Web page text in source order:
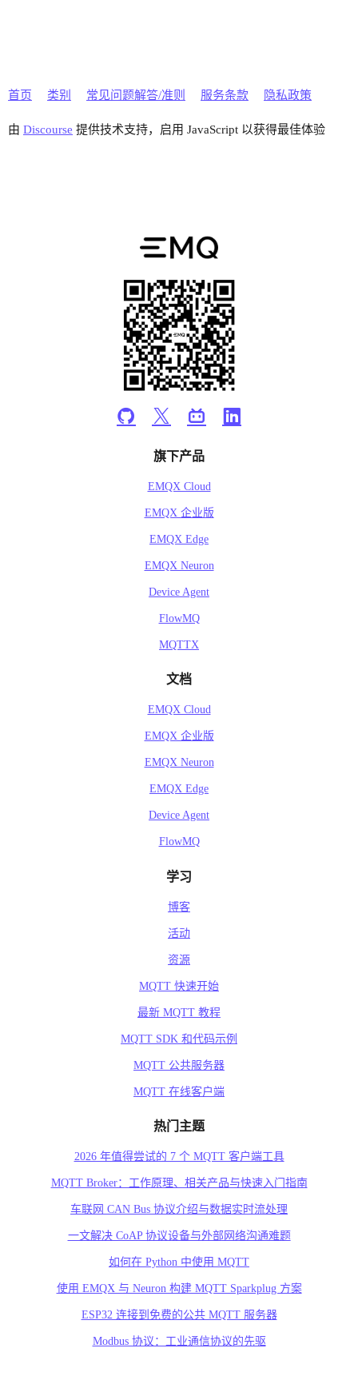
首页 类别 常见问题解答/准则 服务条款 隐私政策
由 Discourse 提供技术支持，启用 JavaScript 以获得最佳体验
旗下产品
EMQX Cloud
EMQX 企业版
EMQX Edge
EMQX Neuron
Device Agent
FlowMQ
MQTTX
文档
EMQX Cloud
EMQX 企业版
EMQX Neuron
EMQX Edge
Device Agent
FlowMQ
学习
博客
活动
资源
MQTT 快速开始
最新 MQTT 教程
MQTT SDK 和代码示例
MQTT 公共服务器
MQTT 在线客户端
热门主题
2026 年值得尝试的 7 个 MQTT 客户端工具
MQTT Broker：工作原理、相关产品与快速入门指南
车联网 CAN Bus 协议介绍与数据实时流处理
一文解决 CoAP 协议设备与外部网络沟通难题
如何在 Python 中使用 MQTT
使用 EMQX 与 Neuron 构建 MQTT Sparkplug 方案
ESP32 连接到免费的公共 MQTT 服务器
Modbus 协议：工业通信协议的先驱